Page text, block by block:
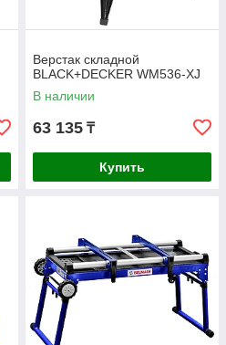
Верстак складной
BLACK+DECKER WM536-XJ
В наличии
63 135 ₸
Купить